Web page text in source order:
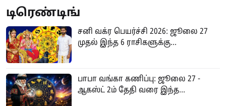
டிரெண்டிங்
சனி வக்ர பெயர்ச்சி 2026: ஜூலை 27
முதல் இந்த 6 ராசிகளுக்கு...
பாபா வங்கா கணிப்பு: ஜூலை 27 -
ஆகஸ்ட் 2ம் தேதி வரை இந்த...